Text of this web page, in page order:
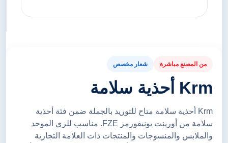
من المصنع مباشرة شعار مخصص
Krm أحذية سلامة
Krm أحذية سلامة متاح للتوريد بالجملة ضمن فئة أحذية
سلامة من أورينت يونيفورمز FZE. مناسب للزي الموحد
والملابس والمنسوجات والمنتجات ذات العلامة التجارية